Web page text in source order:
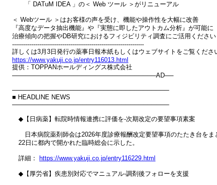
「 DATuM IDEA 」の＜ Web ツール ＞がリニューアル
＜ Webツール ＞はお客様の声を受け、機能や操作性を大幅に改善
『高度なデータ抽出機能』や『実態に即したアウトカム分析』が可能に
治療傾向の把握やDB研究におけるフィジビリティ調査にご活用ください
--------------------------------------------------------------------
https://www.yakuji.co.jp/entry116013.html
提供：TOPPANホールディングス株式会社
─────────────────────────────────AD──
────────────────────────────────────
■ HEADLINE NEWS
────────────────────────────────────
◆【日病薬】転院時情報連携に評価を‐次期改定の要望事項素案
日本病院薬剤師会は2026年度診療報酬改定要望事項のたたき台をま
22日に都内で開かれた臨時総会に示した。
詳細： https://www.yakuji.co.jp/entry116229.html
◆【厚労省】疾患別対応でマニュアル‐調剤後フォローを支援